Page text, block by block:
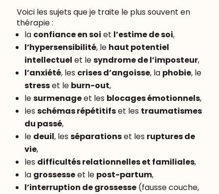
Voici les sujets que je traite le plus souvent en
thérapie :
la confiance en soi et l’estime de soi,
l’hypersensibilité, le haut potentiel
intellectuel et lesyndrome de l’imposteur,
l’anxiété, les crises d’angoisse, la phobie, le
stresset le burn-out,
lesurmenageet les blocages émotionnels,
lesschémas répétitifset les traumatismes
du passé,
le deuil, lesséparationset les ruptures de
vie,
les difficultés relationnelles et familiales,
la grossesseet le post-partum,
l’interruption de grossesse(fausse couche,